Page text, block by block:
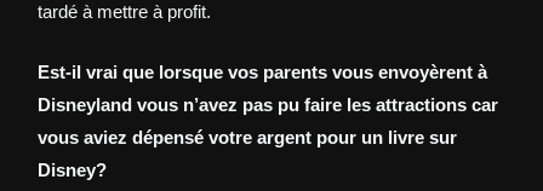
tardé à mettre à profit.
Est-il vrai que lorsque vos parents vous envoyèrent à
Disneyland vous n’avez pas pu faire les attractions car
vous aviez dépensé votre argent pour un livre sur
Disney?